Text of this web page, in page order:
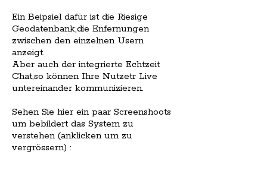
Ein Beipsiel dafür ist die Riesige
Geodatenbank,die Enfernungen
zwischen den einzelnen Usern
anzeigt.
Aber auch der integrierte Echtzeit
Chat,so können Ihre Nutzetr Live
untereinander kommunizieren.
Sehen Sie hier ein paar Screenshoots
um bebildert das System zu
verstehen (anklicken um zu
vergrössern) :